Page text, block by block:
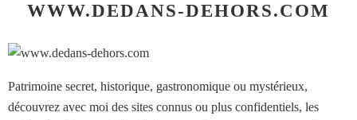
WWW.DEDANS-DEHORS.COM
Patrimoine secret, historique, gastronomique ou mystérieux,
découvrez avec moi des sites connus ou plus confidentiels, les